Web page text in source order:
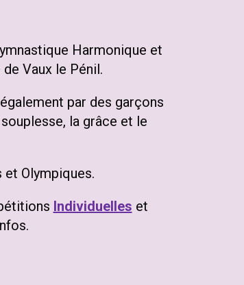
Harmonique et
Vaux le Pénil.
par des garçons
la grâce et le
Olympiques.
Individuelles et